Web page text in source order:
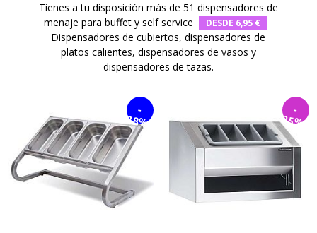
Tienes a tu disposición más de 51 dispensadores de
menaje para buffet y self service
DESDE 6,95 €
Dispensadores de cubiertos, dispensadores de
platos calientes, dispensadores de vasos y
dispensadores de tazas.
-
28%
-
35%